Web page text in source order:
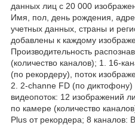
данных лиц с 20 000
Имя, пол, день рождения,
учетных данных, страны и
добавлены к каждому
Производительность
(количество каналов); 1. 16-
(по рекордеру), поток
2. 2-channe FD (по диктофону)
видеопоток: 12 изображений
по камере (количество
Plus от рекордера; 8 каналов: